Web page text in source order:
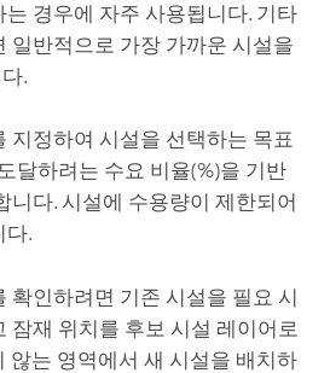
경우에 자주 사용됩니다. 기타
일반적으로 가장 가까운 시설을
.
지정하여 시설을 선택하는 목표
달하려는 수요 비율(%)을 기반
니다. 시설에 수용량이 제한되어
다.
확인하려면 기존 시설을 필요 시
잠재 위치를 후보 시설 레이어로
않는 영역에서 새 시설을 배치하